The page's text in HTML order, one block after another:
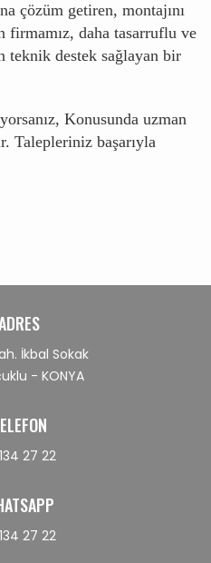
çözüm getiren, montajını
firmamız, daha tasarruflu ve
teknik destek sağlayan bir
Konusunda uzman
Talepleriniz başarıyla
İkbal Sokak
- KONYA
27 22
27 22